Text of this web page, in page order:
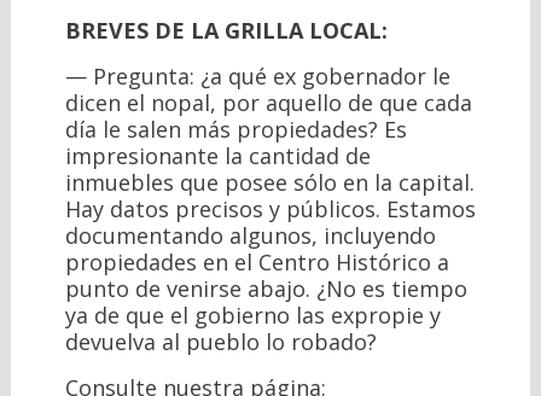
BREVES DE LA GRILLA LOCAL:
— Pregunta: ¿a qué ex gobernador le
dicen el nopal, por aquello de que cada
día le salen más propiedades? Es
impresionante la cantidad de
inmuebles que posee sólo en la capital.
Hay datos precisos y públicos. Estamos
documentando algunos, incluyendo
propiedades en el Centro Histórico a
punto de venirse abajo. ¿No es tiempo
ya de que el gobierno las expropie y
devuelva al pueblo lo robado?
Consulte nuestra página: